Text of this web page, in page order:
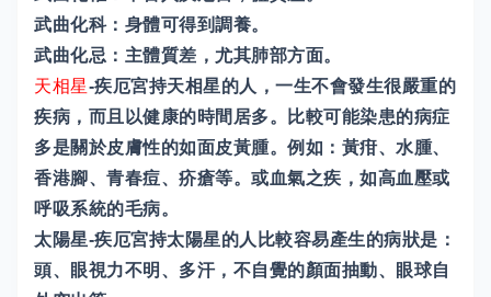
武曲化科：身體可得到調養。
武曲化忌：主體質差，尤其肺部方面。
天相星-疾厄宮持天相星的人，一生不會發生很嚴重的
疾病，而且以健康的時間居多。比較可能染患的病症
多是關於皮膚性的如面皮黃腫。例如：黃疳、水腫、
香港腳、青春痘、疥瘡等。或血氣之疾，如高血壓或
呼吸系統的毛病。
太陽星-疾厄宮持太陽星的人比較容易產生的病狀是：
頭、眼視力不明、多汗，不自覺的顏面抽動、眼球自